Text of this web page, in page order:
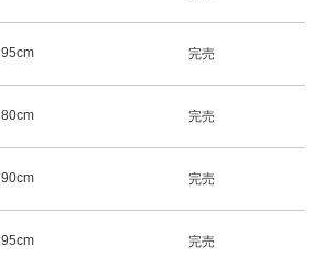
95cm 完売
80cm 完売
90cm 完売
95cm 完売